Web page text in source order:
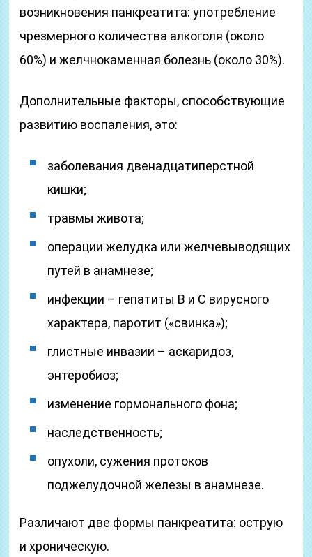
возникновения панкреатита: употребление
чрезмерного количества алкоголя (около
60%) и желчнокаменная болезнь (около 30%).
Дополнительные факторы, способствующие
развитию воспаления, это:
заболевания двенадцатиперстной
кишки;
травмы живота;
операции желудка или желчевыводящих
путей в анамнезе;
инфекции – гепатиты В и С вирусного
характера, паротит («свинка»);
глистные инвазии – аскаридоз,
энтеробиоз;
изменение гормонального фона;
наследственность;
опухоли, сужения протоков
поджелудочной железы в анамнезе.
Различают две формы панкреатита: острую
и хроническую.